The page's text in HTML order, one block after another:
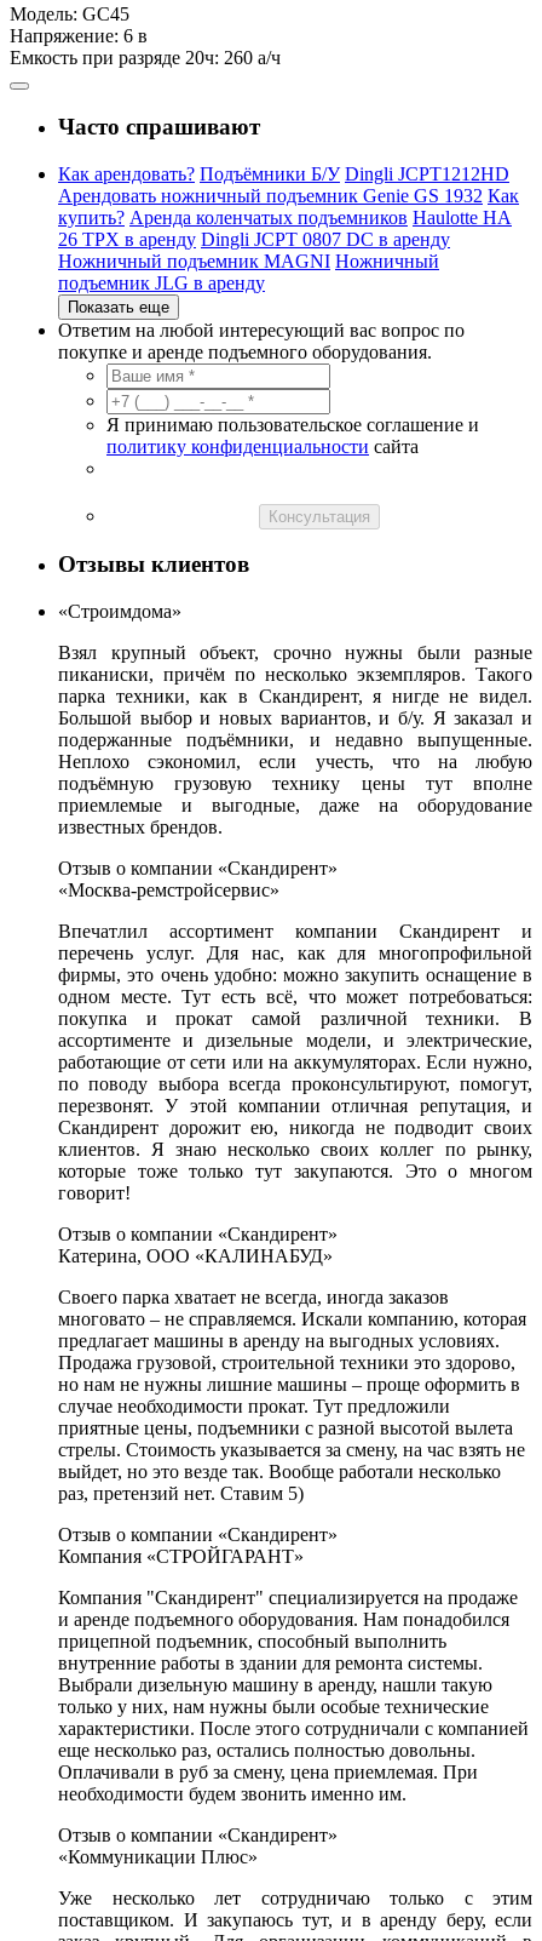
Модель: GC45
Напряжение: 6 в
Емкость при разряде 20ч: 260 а/ч
Часто спрашивают
Как арендовать? Подъёмники Б/У Dingli JCPT1212HD
Арендовать ножничный подъемник Genie GS 1932 Как
купить? Аренда коленчатых подъемников Haulotte HA
26 TPX в аренду Dingli JCPT 0807 DC в аренду
Ножничный подъемник MAGNI Ножничный
подъемник JLG в аренду
Показать еще
Ответим на любой интересующий вас вопрос по
покупке и аренде подъемного оборудования.
Я принимаю пользовательское соглашение и
политику конфиденциальности сайта
Консультация
Отзывы клиентов
«Строимдома»
Взял крупный объект, срочно нужны были разные
пиканиски, причём по несколько экземпляров. Такого
парка техники, как в Скандирент, я нигде не видел.
Большой выбор и новых вариантов, и б/у. Я заказал и
подержанные подъёмники, и недавно выпущенные.
Неплохо сэкономил, если учесть, что на любую
подъёмную грузовую технику цены тут вполне
приемлемые и выгодные, даже на оборудование
известных брендов.
Отзыв о компании «Скандирент»
«Москва-ремстройсервис»
Впечатлил ассортимент компании Скандирент и
перечень услуг. Для нас, как для многопрофильной
фирмы, это очень удобно: можно закупить оснащение в
одном месте. Тут есть всё, что может потребоваться:
покупка и прокат самой различной техники. В
ассортименте и дизельные модели, и электрические,
работающие от сети или на аккумуляторах. Если нужно,
по поводу выбора всегда проконсультируют, помогут,
перезвонят. У этой компании отличная репутация, и
Скандирент дорожит ею, никогда не подводит своих
клиентов. Я знаю несколько своих коллег по рынку,
которые тоже только тут закупаются. Это о многом
говорит!
Отзыв о компании «Скандирент»
Катерина, ООО «КАЛИНАБУД»
Своего парка хватает не всегда, иногда заказов
многовато – не справляемся. Искали компанию, которая
предлагает машины в аренду на выгодных условиях.
Продажа грузовой, строительной техники это здорово,
но нам не нужны лишние машины – проще оформить в
случае необходимости прокат. Тут предложили
приятные цены, подъемники с разной высотой вылета
стрелы. Стоимость указывается за смену, на час взять не
выйдет, но это везде так. Вообще работали несколько
раз, претензий нет. Ставим 5)
Отзыв о компании «Скандирент»
Компания «СТРОЙГАРАНТ»
Компания "Скандирент" специализируется на продаже
и аренде подъемного оборудования. Нам понадобился
прицепной подъемник, способный выполнить
внутренние работы в здании для ремонта системы.
Выбрали дизельную машину в аренду, нашли такую
только у них, нам нужны были особые технические
характеристики. После этого сотрудничали с компанией
еще несколько раз, остались полностью довольны.
Оплачивали в руб за смену, цена приемлемая. При
необходимости будем звонить именно им.
Отзыв о компании «Скандирент»
«Коммуникации Плюс»
Уже несколько лет сотрудничаю только с этим
поставщиком. И закупаюсь тут, и в аренду беру, если